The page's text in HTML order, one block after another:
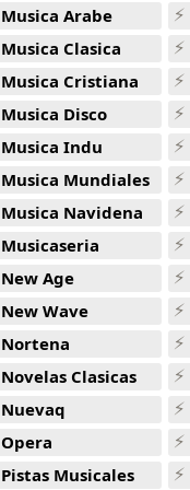
Pop Rock
Rock
Musica Arabe
Musica Clasica
Musica Cristiana
Musica Disco
Musica Indu
Musica Mundiales
Musica Navidena
Musicaseria
New Age
New Wave
Nortena
Novelas Clasicas
Nuevaq
Opera
Pistas Musicales